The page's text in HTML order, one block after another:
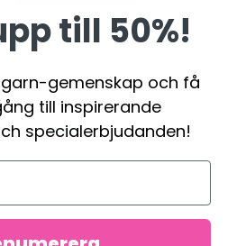
STITCH 'STOR'
SEK
till 50%!
garn-gemenskap och få
till inspirerande
specialerbjudanden!